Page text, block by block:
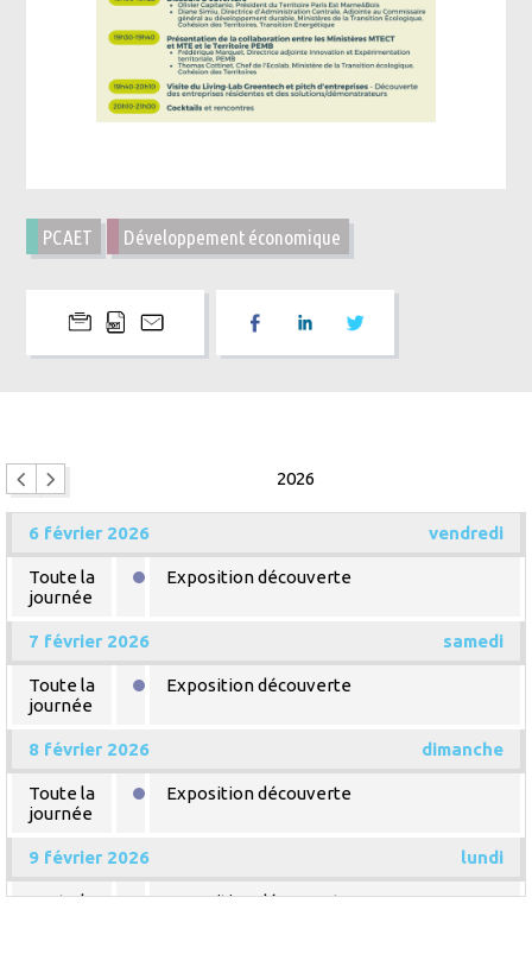
PCAET Développement économique
2026
6 février 2026 vendredi
Toute la
journée
Exposition découverte
7 février 2026 samedi
Toute la
journée
Exposition découverte
8 février 2026 dimanche
Toute la
journée
Exposition découverte
9 février 2026 lundi
Toute la
Exposition découverte